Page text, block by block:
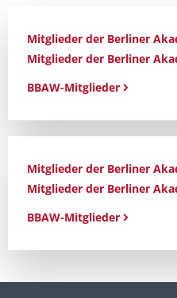
Mitglieder der Berliner
Mitglieder der Berliner
BBAW-Mitglieder
Mitglieder der Berliner
Mitglieder der Berliner
BBAW-Mitglieder